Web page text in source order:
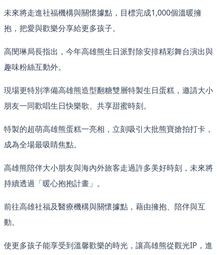
未來將走進社福機構與關懷據點，目標完成1,000個溫暖擁
抱，把愛與歡樂分享給更多孩子。
高閔琳局長指出，今年高雄熊生日派對除安排精彩舞台演出與
趣味粉絲互動外。
現場更特別準備高雄熊造型翻糖雙層特製生日蛋糕，邀請大小
朋友一同歡唱生日快樂歌、共享甜蜜時刻。
特製的超萌高雄熊蛋糕一亮相，立刻吸引大批熊寶搶拍打卡，
成為全場最吸睛焦點。
高雄熊陪伴大小朋友與海內外旅客走過許多美好時刻，未來將
持續透過「暖心抱抱計畫」。
前往高雄社福及醫療機構與關懷據點，藉由擁抱、陪伴與互
動。
使更多孩子能享受到溫馨歡樂的時光，讓高雄熊從觀光IP，進